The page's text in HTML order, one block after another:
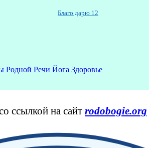
Благо дарю 12
Родной Речи Йога Здоровье
ссылкой на сайт rodobogie.org